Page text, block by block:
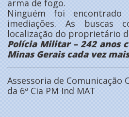
arma de fogo.
Ninguém foi
imediações. As buscas
localização do proprietário
Polícia Militar – 242 anos
Minas Gerais cada vez
Assessoria de Comunicação
da 6ª Cia PM Ind MAT